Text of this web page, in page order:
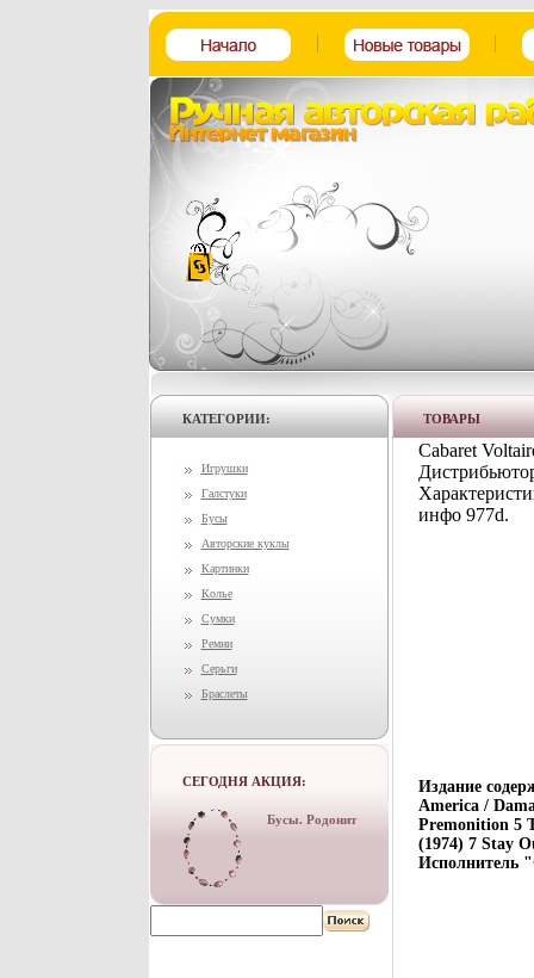
КАТЕГОРИИ:
Игрушки
Галстуки
Бусы
Авторские куклы
Картинки
Колье
Сумки
Ремни
Серьги
Браслеты
СЕГОДНЯ АКЦИЯ:
Бусы. Родонит
ТОВАРЫ
Cabaret
инфо 977d.
Издание
America /
Premonition 5
(1974) 7 Stay
Исполнитель